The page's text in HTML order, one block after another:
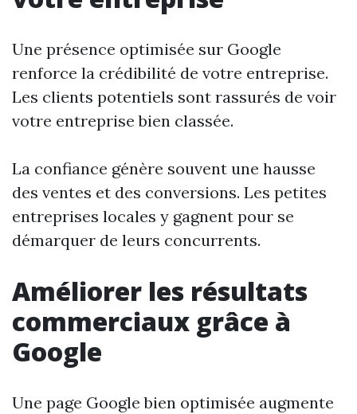
Une présence optimisée sur Google
renforce la crédibilité de votre entreprise.
Les clients potentiels sont rassurés de voir
votre entreprise bien classée.
La confiance génère souvent une hausse
des ventes et des conversions. Les petites
entreprises locales y gagnent pour se
démarquer de leurs concurrents.
Améliorer les résultats
commerciaux grâce à
Google
Une page Google bien optimisée augmente